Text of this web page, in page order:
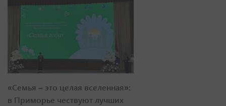
«Семья – это целая вселенная»:
в Приморье чествуют лучших